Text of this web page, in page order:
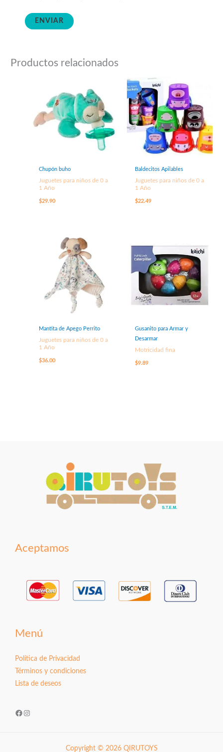
Productos relacionados
Chupón buho
Juguetes para niños de 0 a
1 Año
$29.90
Baldecitos Apilables
Juguetes para niños de 0 a
1 Año
$22.49
Mantita de Apego Perrito
Juguetes para niños de 0 a
1 Año
$36.00
Gusanito para Armar y
Desarmar
Motricidad fina
$9.89
Aceptamos
Menú
Política de Privacidad
Términos y condiciones
Lista de deseos
Facebook
Instagram
Copyright © 2026 QIRUTOYS